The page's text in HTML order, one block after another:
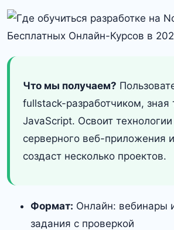
Что мы получаем?
fullstack-разработчиком, зная
JavaScript. Освоит технологии
серверного веб-приложения
создаст несколько проектов.
Формат: Онлайн: вебинары
задания с проверкой